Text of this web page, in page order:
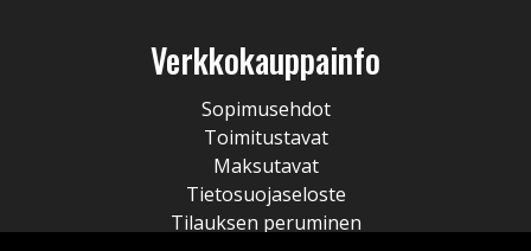
Verkkokauppainfo
Sopimusehdot
Toimitustavat
Maksutavat
Tietosuojaseloste
Tilauksen peruminen